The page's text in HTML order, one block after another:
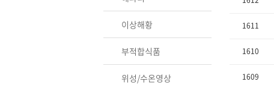
이상해황
부적합식품
위성/수온영상
1611
1610
1609